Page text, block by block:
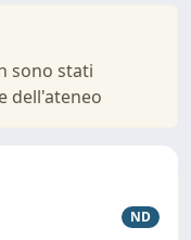
sono stati
dell'ateneo
ND